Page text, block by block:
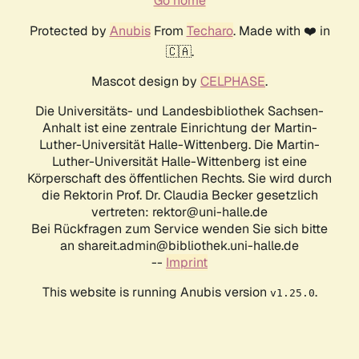
Protected by AnubisFrom Techaro. Made with ❤️ in
🇨🇦.
Mascot design by CELPHASE.
Die Universitäts- und Landesbibliothek Sachsen-
Anhalt ist eine zentrale Einrichtung der Martin-
Luther-Universität Halle-Wittenberg. Die Martin-
Luther-Universität Halle-Wittenberg ist eine
Körperschaft des öffentlichen Rechts. Sie wird durch
die Rektorin Prof. Dr. Claudia Becker gesetzlich
vertreten: rektor@uni-halle.de
Bei Rückfragen zum Service wenden Sie sich bitte
an shareit.admin@bibliothek.uni-halle.de
-- Imprint
This website is running Anubis version v1.25.0.